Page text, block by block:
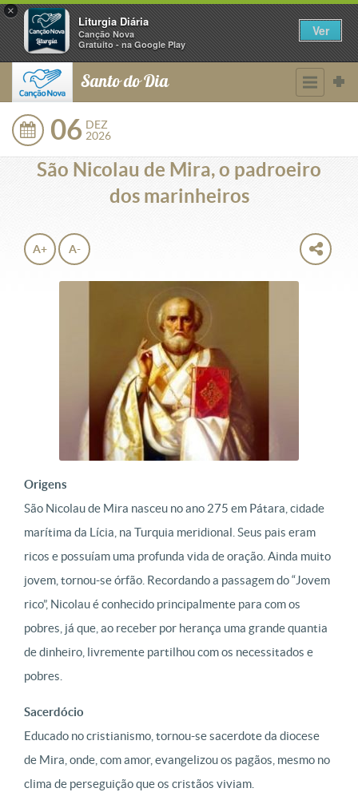
×
Liturgia Diária
Canção Nova
Gratuito - na Google Play
Ver
Santo do Dia
06 DEZ
2026
São Nicolau de Mira, o padroeiro
dos marinheiros
A+ A-
Origens
São Nicolau de Mira nasceu no ano 275 em Pátara, cidade
marítima da Lícia, na Turquia meridional. Seus pais eram
ricos e possuíam uma profunda vida de oração. Ainda muito
jovem, tornou-se órfão. Recordando a passagem do “Jovem
rico”, Nicolau é conhecido principalmente para com os
pobres, já que, ao receber por herança uma grande quantia
de dinheiro, livremente partilhou com os necessitados e
pobres.
Sacerdócio
Educado no cristianismo, tornou-se sacerdote da diocese
de Mira, onde, com amor, evangelizou os pagãos, mesmo no
clima de perseguição que os cristãos viviam.